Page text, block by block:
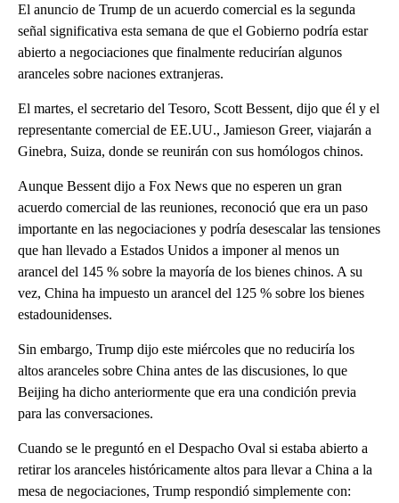
El anuncio de Trump de un acuerdo comercial es la segunda
señal significativa esta semana de que el Gobierno podría estar
abierto a negociaciones que finalmente reducirían algunos
aranceles sobre naciones extranjeras.
El martes, el secretario del Tesoro, Scott Bessent, dijo que él y el
representante comercial de EE.UU., Jamieson Greer, viajarán a
Ginebra, Suiza, donde se reunirán con sus homólogos chinos.
Aunque Bessent dijo a Fox News que no esperen un gran
acuerdo comercial de las reuniones, reconoció que era un paso
importante en las negociaciones y podría desescalar las tensiones
que han llevado a Estados Unidos a imponer al menos un
arancel del 145 % sobre la mayoría de los bienes chinos. A su
vez, China ha impuesto un arancel del 125 % sobre los bienes
estadounidenses.
Sin embargo, Trump dijo este miércoles que no reduciría los
altos aranceles sobre China antes de las discusiones, lo que
Beijing ha dicho anteriormente que era una condición previa
para las conversaciones.
Cuando se le preguntó en el Despacho Oval si estaba abierto a
retirar los aranceles históricamente altos para llevar a China a la
mesa de negociaciones, Trump respondió simplemente con: